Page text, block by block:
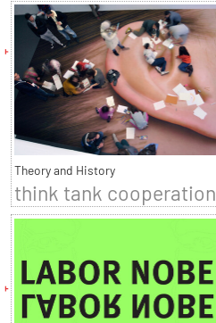
Theory and History
think tank cooperation